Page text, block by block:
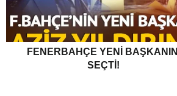
FENERBAHÇE YENI BAŞKANINI
SEÇTI!